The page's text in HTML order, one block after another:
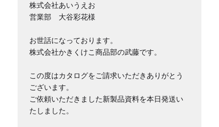
株式会社あいうえお
営業部　大谷彩花様
お世話になっております。
株式会社かきくけこ商品部の武藤です。
この度はカタログをご請求いただきありがとう
ございます。
ご依頼いただきました新製品資料を本日発送い
たしました。